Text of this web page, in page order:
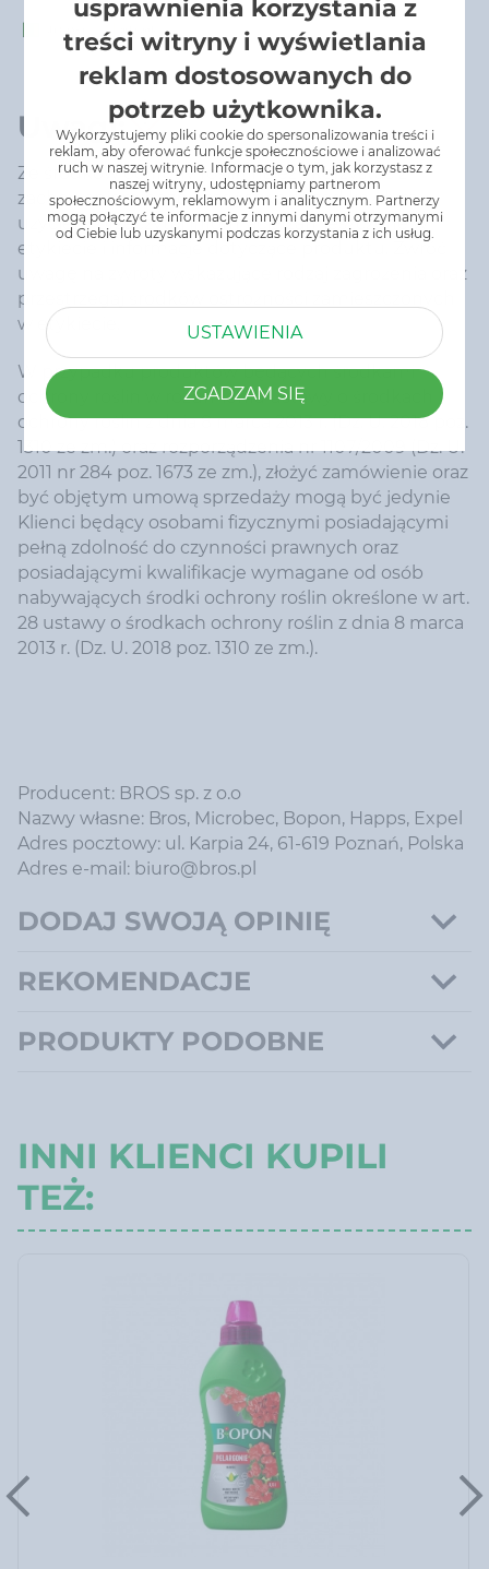
Uwagi:
Ze środków ochrony roślin należy korzystać z
zachowaniem bezpieczeństwa. Przed każdym
użyciem przeczytaj informację zamieszczone w
etykiecie i informacje dotyczące produktu. Zwróć
uwagę na zwroty wskazujące rodzaj zagrożenia oraz
przestrzegaj środków ostrożności zamieszczonych
w etykiecie.
W przypadku produktów będących środkami
ochrony roślin w rozumieniu ustawy o środkach
ochrony roślin z dnia 8 marca 2013 r. (Dz. U. 2018 poz.
1310 ze zm.) oraz rozporządzenia nr 1107/2009 (Dz. U.
2011 nr 284 poz. 1673 ze zm.), złożyć zamówienie oraz
być objętym umową sprzedaży mogą być jedynie
Klienci będący osobami fizycznymi posiadającymi
pełną zdolność do czynności prawnych oraz
posiadającymi kwalifikacje wymagane od osób
nabywających środki ochrony roślin określone w art.
28 ustawy o środkach ochrony roślin z dnia 8 marca
2013 r. (Dz. U. 2018 poz. 1310 ze zm.).
Producent: BROS sp. z o.o
Nazwy własne: Bros, Microbec, Bopon, Happs, Expel
Adres pocztowy: ul. Karpia 24, 61-619 Poznań, Polska
Adres e-mail: biuro@bros.pl
DODAJ SWOJĄ OPINIĘ
REKOMENDACJE
PRODUKTY PODOBNE
INNI KLIENCI KUPILI
TEŻ:
usprawnienia korzystania z
treści witryny i wyświetlania
reklam dostosowanych do
potrzeb użytkownika.
Wykorzystujemy pliki cookie do spersonalizowania treści i
reklam, aby oferować funkcje społecznościowe i analizować
ruch w naszej witrynie. Informacje o tym, jak korzystasz z
naszej witryny, udostępniamy partnerom
społecznościowym, reklamowym i analitycznym. Partnerzy
mogą połączyć te informacje z innymi danymi otrzymanymi
od Ciebie lub uzyskanymi podczas korzystania z ich usług.
USTAWIENIA
ZGADZAM SIĘ